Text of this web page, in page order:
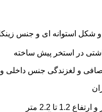
شکل استوانه ای و جنس
در استخر پیش ساخته
و لغزندگی جنس داخلی